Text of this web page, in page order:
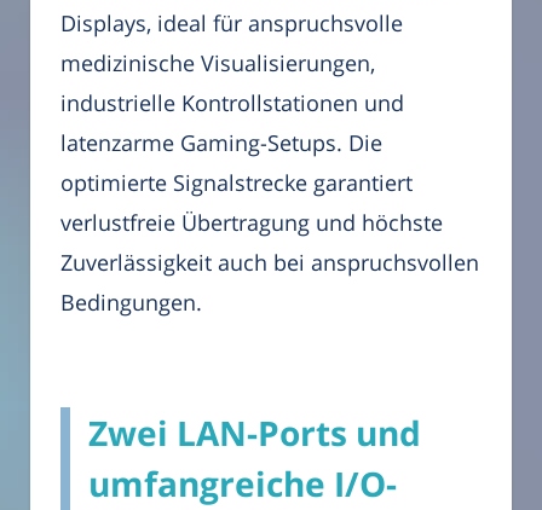
Displays, ideal für anspruchsvolle
medizinische Visualisierungen,
industrielle Kontrollstationen und
latenzarme Gaming-Setups. Die
optimierte Signalstrecke garantiert
verlustfreie Übertragung und höchste
Zuverlässigkeit auch bei anspruchsvollen
Bedingungen.
Zwei LAN-Ports und
umfangreiche I/O-